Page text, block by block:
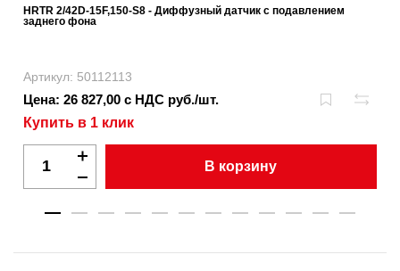
HRTR 2/42D-15F,150-S8 - Диффузный датчик с подавлением
заднего фона
Артикул: 50112113
Цена: 26 827,00 с НДС руб./шт.
Купить в 1 клик
В корзину